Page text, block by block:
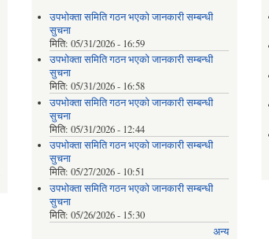
उपभोक्ता समिति गठन भएको जानकारी सम्बन्धी
सुचना
मिति:05/31/2026 - 16:59
उपभोक्ता समिति गठन भएको जानकारी सम्बन्धी
सुचना
मिति:05/31/2026 - 16:58
उपभोक्ता समिति गठन भएको जानकारी सम्बन्धी
सुचना
मिति:05/31/2026 - 12:44
उपभोक्ता समिति गठन भएको जानकारी सम्बन्धी
सुचना
मिति:05/27/2026 - 10:51
उपभोक्ता समिति गठन भएको जानकारी सम्बन्धी
सुचना
मिति:05/26/2026 - 15:30
अन्य